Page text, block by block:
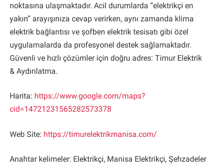
noktasına ulaşmaktadır. Acil durumlarda “elektrikçi en
yakın” arayışınıza cevap verirken, aynı zamanda klima
elektrik bağlantısı ve şofben elektrik tesisatı gibi özel
uygulamalarda da profesyonel destek sağlamaktadır.
Güvenli ve hızlı çözümler için doğru adres: Timur Elektrik
& Aydınlatma.
Harita: https://www.google.com/maps?
cid=14721231565282573378
Web Site: https://timurelektrikmanisa.com/
Anahtar kelimeler: Elektrikçi, Manisa Elektrikçi, Şehzadeler